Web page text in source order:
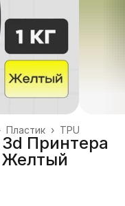
TPU
Пластик ›
Принтера
Желтый